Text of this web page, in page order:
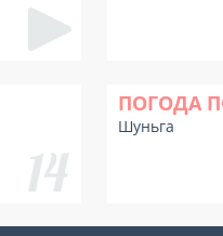
ПОГОДА
Шуньга